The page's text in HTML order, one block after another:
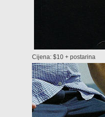
Cijena: $10 + postarina